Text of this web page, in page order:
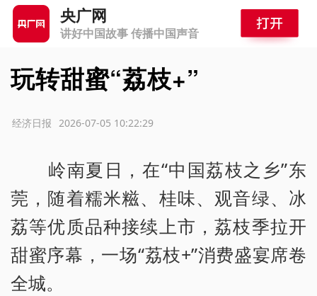
央广网
讲好中国故事 传播中国声音
玩转甜蜜“荔枝+”
2026-07-05 10:22:29
经济日报
岭南夏日，在“中国荔枝之乡”东
莞，随着糯米糍、桂味、观音绿、冰
荔等优质品种接续上市，荔枝季拉开
甜蜜序幕，一场“荔枝+”消费盛宴席卷
全城。